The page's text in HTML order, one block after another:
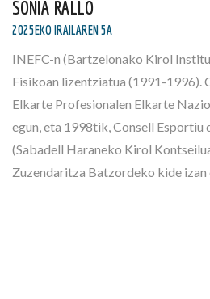
SONIA RALLO
2025EKO IRAILAREN 5A
INEFC-n (Bartzelonako Kirol
Fisikoan lizentziatua (1991-1996).
Elkarte Profesionalen Elkarte
egun, eta 1998tik, Consell Esportiu
(Sabadell Haraneko Kirol
Zuzendaritza Batzordeko kide